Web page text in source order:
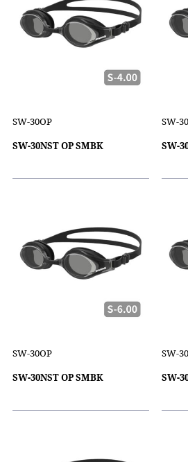
SW-30OP
SW-30NST OP SMBK
SW-
SW-
SW-30OP
SW-30NST OP SMBK
SW-
SW-